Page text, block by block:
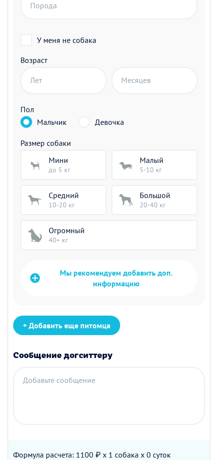
Порода
У меня не собака
Возраст
Лет Месяцев
Пол
Мальчик
Девочка
Размер собаки
Мини
до 5 кг
Малый
5-10 кг
Средний
10-20 кг
Большой
20-40 кг
Огромный
40+ кг
Мы рекомендуем добавить доп.
информацию
+ Добавить еще питомца
Сообщение догситтеру
Добавьте сообщение
Формула расчета: 1100 ₽ x 1 собака x 0 суток